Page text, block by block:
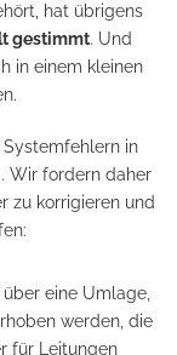
hat übrigens
gestimmt. Und
in einem kleinen
in
Wir fordern daher
zu korrigieren und
eine Umlage,
werden, die
für Leitungen